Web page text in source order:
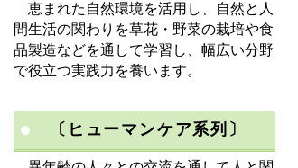
恵まれた自然環境を活用し、自然と人
間生活の関わりを草花・野菜の栽培や食
品製造などを通して学習し、幅広い分野
で役立つ実践力を養います。
〔ヒューマンケア系列〕